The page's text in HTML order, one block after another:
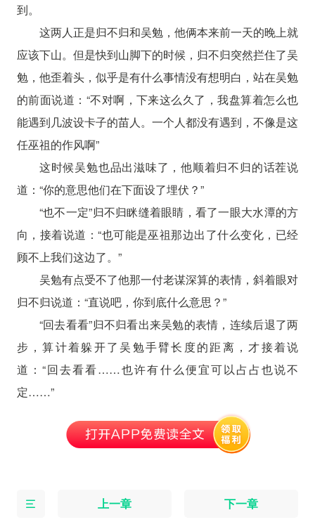
到。
这两人正是归不归和吴勉，他俩本来前一天的晚上就
应该下山。但是快到山脚下的时候，归不归突然拦住了吴
勉，他歪着头，似乎是有什么事情没有想明白，站在吴勉
的前面说道：“不对啊，下来这么久了，我盘算着怎么也
能遇到几波设卡子的苗人。一个人都没有遇到，不像是这
任巫祖的作风啊”
这时候吴勉也品出滋味了，他顺着归不归的话茬说
道：“你的意思他们在下面设了埋伏？”
“也不一定”归不归眯缝着眼睛，看了一眼大水潭的方
向，接着说道：“也可能是巫祖那边出了什么变化，已经
顾不上我们这边了。”
吴勉有点受不了他那一付老谋深算的表情，斜着眼对
归不归说道：“直说吧，你到底什么意思？”
“回去看看”归不归看出来吴勉的表情，连续后退了两
步，算计着躲开了吴勉手臂长度的距离，才接着说
道：“回去看看……也许有什么便宜可以占占也说不
定……”
上一章 下一章